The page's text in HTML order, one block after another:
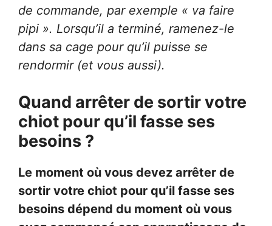
de commande, par exemple « va faire
pipi ». Lorsqu’il a terminé, ramenez-le
dans sa cage pour qu’il puisse se
rendormir (et vous aussi).
Quand arrêter de sortir votre
chiot pour qu’il fasse ses
besoins ?
Le moment où vous devez arrêter de
sortir votre chiot pour qu’il fasse ses
besoins dépend du moment où vous